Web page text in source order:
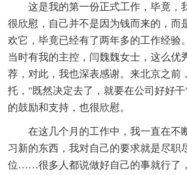
这是我的第一份正式工作，毕竟，
很欣慰，自己并不是因为钱而来的，而
欢它，毕竟已经有了两年多的工作经验
当时有我的主控，闫魏魏女士，这么优
荐，对此，我也深表感谢。来北京之前
托，"既然决定去了，就要在公司好好
的鼓励和支持，也很欣慰。
在这几个月的工作中，我一直在不
习新的东西，我对自己的要求就是尽职
位……很多人都说做好自己的事就行了